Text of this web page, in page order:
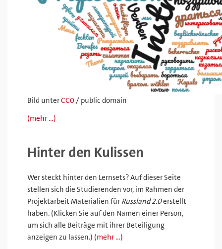
Bild unterCC0 / public domain
(mehr …)
Hinter den Kulissen
Wer steckt hinter den Lernsets? Auf dieser Seite
stellen sich die Studierenden vor, im Rahmen der
Projektarbeit Materialien für Russland 2.0erstellt
haben. (Klicken Sie auf den Namen einer Person,
um sich alle Beiträge mit ihrer Beteiligung
anzeigen zu lassen.) (mehr …)